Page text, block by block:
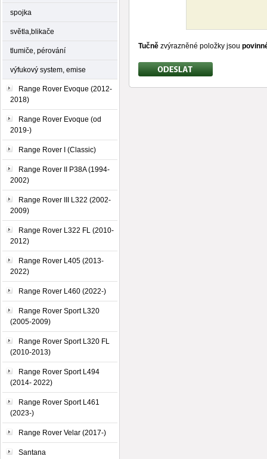
spojka
světla,blikače
tlumiče, pérování
výfukový system, emise
Range Rover Evoque (2012-
2018)
Range Rover Evoque (od
2019-)
Range Rover I (Classic)
Range Rover II P38A (1994-
2002)
Range Rover III L322 (2002-
2009)
Range Rover L322 FL (2010-
2012)
Range Rover L405 (2013-
2022)
Range Rover L460 (2022-)
Range Rover Sport L320
(2005-2009)
Range Rover Sport L320 FL
(2010-2013)
Range Rover Sport L494
(2014- 2022)
Range Rover Sport L461
(2023-)
Range Rover Velar (2017-)
Santana
Tučně zvýrazněné položky jsou